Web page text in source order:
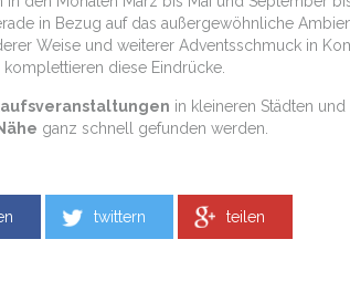
in Bezug auf das außergewöhnliche
Weise und weiterer Adventsschmuck in
diese Eindrücke.
in kleineren Städten
ganz schnell gefunden werden.
twittern teilen